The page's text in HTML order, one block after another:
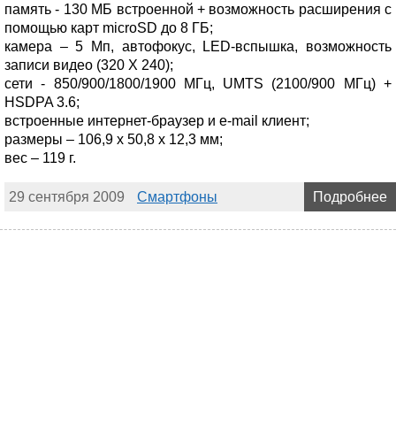
память - 130 МБ встроенной + возможность расширения с
помощью карт microSD до 8 ГБ;
камера – 5 Мп, автофокус, LED-вспышка, возможность
записи видео (320 Х 240);
сети - 850/900/1800/1900 МГц, UMTS (2100/900 МГц) +
HSDPA 3.6;
встроенные интернет-браузер и e-mail клиент;
размеры – 106,9 x 50,8 x 12,3 мм;
вес – 119 г.
29 сентября 2009 Смартфоны Подробнее